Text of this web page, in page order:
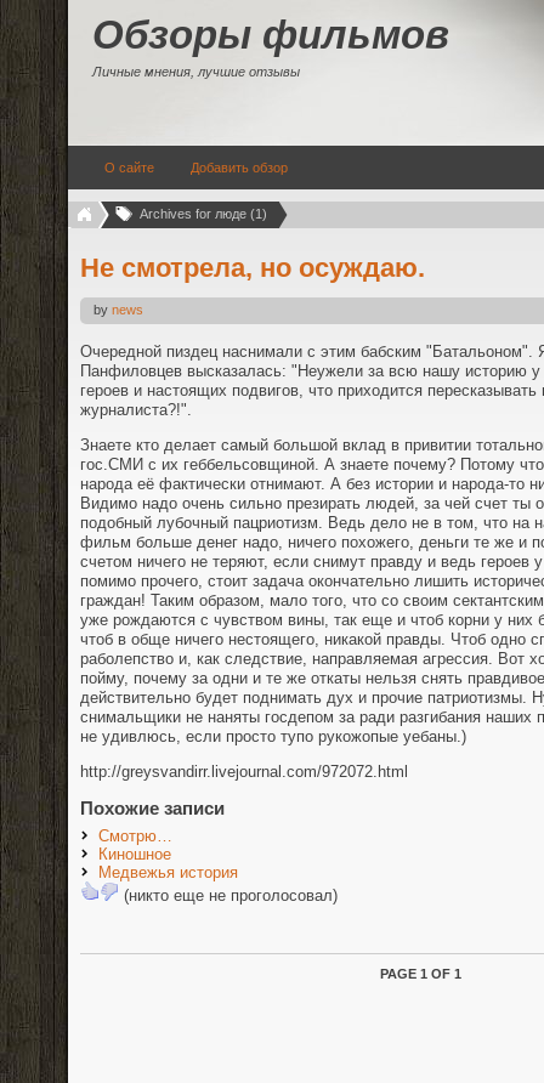
Обзоры фильмов
Личные мнения, лучшие отзывы
О сайте Добавить обзор
Archives for люде (1)
Не смотрела, но осуждаю.
by news
Очередной пиздец наснимали с этим бабским "Батальоном".
Панфиловцев высказалась: "Неужели за всю нашу историю
героев и настоящих подвигов, что приходится
журналиста?!".
Знаете кто делает самый большой вклад в привитии
гос.СМИ с их геббельсовщиной. А знаете почему? Потому
народа её фактически отнимают. А без истории и народа-то
Видимо надо очень сильно презирать людей, за чей счет ты
подобный лубочный пацриотизм. Ведь дело не в том, что на
фильм больше денег надо, ничего похожего, деньги те же и
счетом ничего не теряют, если снимут правду и ведь героев
помимо прочего, стоит задача окончательно лишить
граждан! Таким образом, мало того, что со своим
уже рождаются с чувством вины, так еще и чтоб корни у
чтоб в обще ничего нестоящего, никакой правды. Чтоб одно
раболепство и, как следствие, направляемая агрессия. Вот
пойму, почему за одни и те же откаты нельзя снять
действительно будет поднимать дух и прочие патриотизмы.
снимальщики не наняты госдепом за ради разгибания наших
не удивлюсь, если просто тупо рукожопые уебаны.)
http://greysvandirr.livejournal.com/972072.html
Похожие записи
Смотрю…
Киношное
Медвежья история
(никто еще не проголосовал)
PAGE 1 OF 1